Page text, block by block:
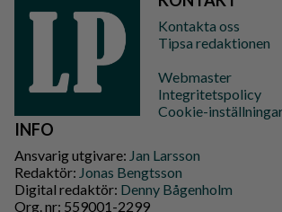
Kontakta oss
Tipsa redaktionen
Webmaster
Integritetspolicy
Cookie-
INFO
Ansvarig utgivare: Jan Larsson
Redaktör: Jonas Bengtsson
Digital redaktör: Denny Bågenholm
Org. nr: 559001-2299